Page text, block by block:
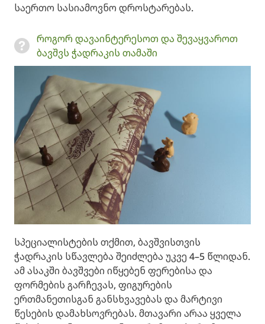
საერთო სასიამოვნო დროსტარებას.
როგორ დავაინტერესოთ და შევაყვაროთ
ბავშვს ჭადრაკის თამაში
სპეციალისტების თქმით, ბავშვისთვის
ჭადრაკის სწავლება შეიძლება უკვე 4–5 წლიდან.
ამ ასაკში ბავშვები იწყებენ ფერებისა და
ფორმების გარჩევას, ფიგურების
ერთმანეთისგან განსხვავებას და მარტივი
წესების დამახსოვრებას. მთავარი არაა ყველა